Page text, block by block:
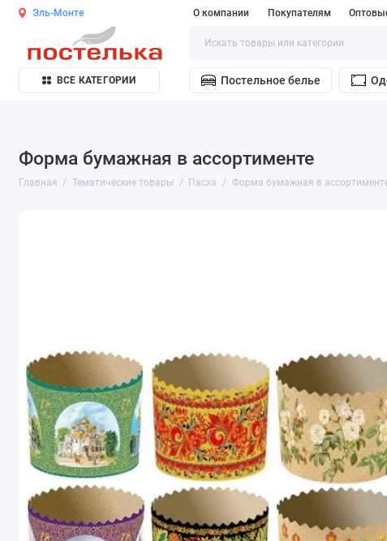
Эль-Монте О компании Покупателям
ВСЕ КАТЕГОРИИ Постельное белье
Форма бумажная в ассортименте
Главная Тематические товары Пасха Форма бумажная в